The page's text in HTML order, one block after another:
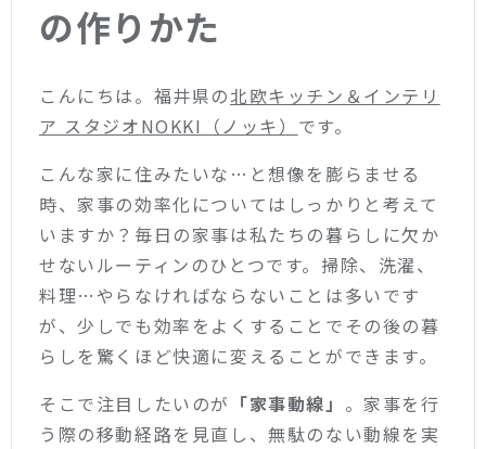
の作りかた
こんにちは。福井県の北欧キッチン＆インテリ
ア スタジオNOKKI（ノッキ） です。
こんな家に住みたいな…と想像を膨らませる
時、家事の効率化についてはしっかりと考えて
いますか？毎日の家事は私たちの暮らしに欠か
せないルーティンのひとつです。掃除、洗濯、
料理…やらなければならないことは多いです
が、少しでも効率をよくすることでその後の暮
らしを驚くほど快適に変えることができます。
そこで注目したいのが 「家事動線」 。家事を行
う際の移動経路を見直し、無駄のない動線を実